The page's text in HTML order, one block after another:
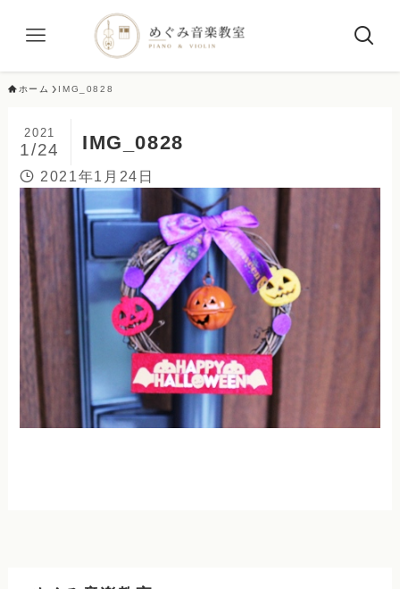
ホーム IMG_0828
IMG_0828
2021
1/24
2021年1月24日